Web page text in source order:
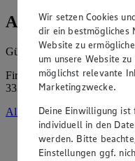
Angebote der
Gültig vom03.08.2026bis
Firma: Lüning Handels-
33397 Rietberg
Alle Angebote ansehen
Angebot:
XXL
Wir setzen Cookies
dir ein bestmögliches
Website zu
um unsere Website
möglichst relevante
Marketingzwecke.
Deine Einwilligung
individuell in den
werden. Bitte
Einstellungen ggf.